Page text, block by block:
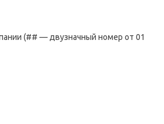
(## — двузначный номер от 01